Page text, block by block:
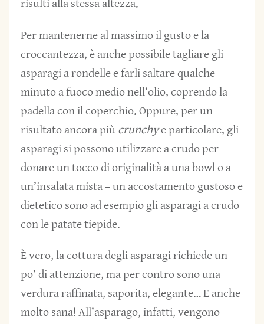
risulti alla stessa altezza.
Per mantenerne al massimo il gusto e la
croccantezza, è anche possibile tagliare gli
asparagi a rondelle e farli saltare qualche
minuto a fuoco medio nell’olio, coprendo la
padella con il coperchio. Oppure, per un
risultato ancora più crunchye particolare, gli
asparagi si possono utilizzare a crudo per
donare un tocco di originalità a una bowl o a
un’insalata mista – un accostamento gustoso e
dietetico sono ad esempio gli asparagi a crudo
con le patate tiepide.
È vero, la cottura degli asparagi richiede un
po’ di attenzione, ma per contro sono una
verdura raffinata, saporita, elegante… E anche
molto sana! All’asparago, infatti, vengono